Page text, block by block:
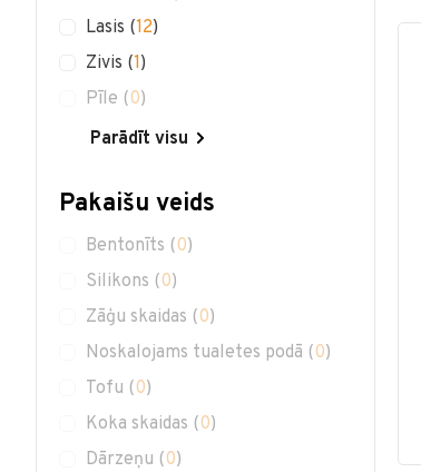
Lasis (12)
Zivis (1)
Pīle (0)
Parādīt visu
Pakaišu veids
Bentonīts (0)
Silikons (0)
Zāģu skaidas (0)
Noskalojams tualetes podā (0)
Tofu (0)
Koka skaidas (0)
Dārzeņu (0)